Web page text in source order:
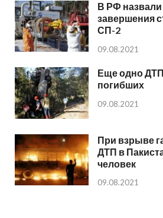
В РФ назвали
завершения
СП-2
09.08.2021
Еще одно
погибших
09.08.2021
При взрыве
ДТП в
человек
09.08.2021